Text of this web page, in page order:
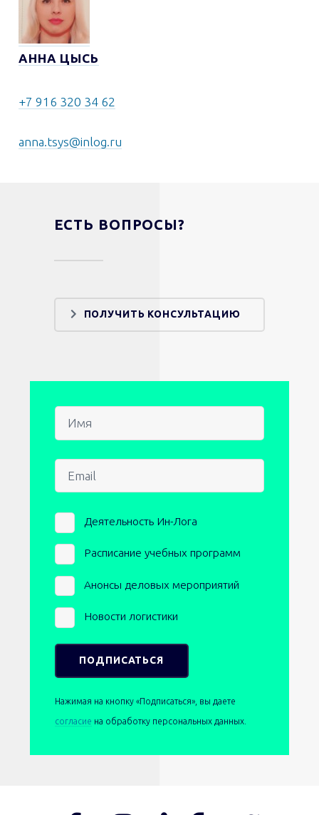
АННА ЦЫСЬ
+7 916 320 34 62
anna.tsys@inlog.ru
ЕСТЬ ВОПРОСЫ?
ПОЛУЧИТЬ КОНСУЛЬТАЦИЮ
Newsletters
Деятельность Ин-Лога
Расписание учебных программ
Анонсы деловых мероприятий
Новости логистики
Нажимая на кнопку «Подписаться», вы даете
согласие на обработку персональных данных.